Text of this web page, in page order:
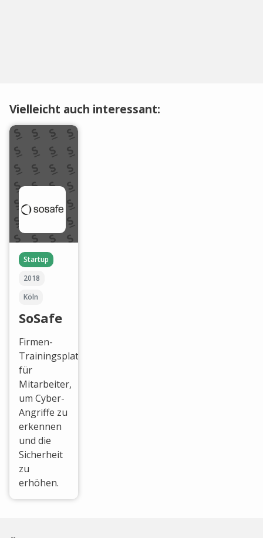
Vielleicht auch interessant:
Startup
2018
Köln
SoSafe
Firmen-
Trainingsplattform
für
Mitarbeiter,
um Cyber-
Angriffe zu
erkennen
und die
Sicherheit
zu
erhöhen.